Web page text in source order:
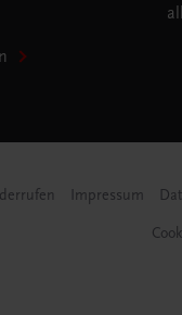
Impressum